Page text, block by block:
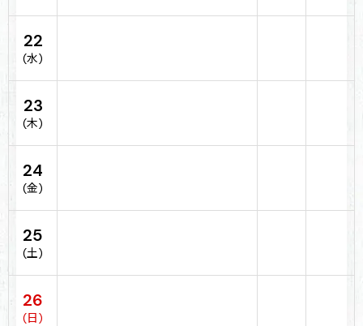
22
(水)
23
(木)
24
(金)
25
(土)
26
(日)